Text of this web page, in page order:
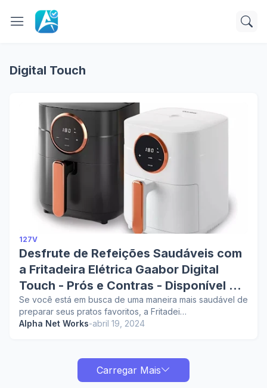
Digital Touch
127V
Desfrute de Refeições Saudáveis com
a Fritadeira Elétrica Gaabor Digital
Touch - Prós e Contras - Disponível na
Shopee:
Se você está em busca de uma maneira mais saudável de
preparar seus pratos favoritos, a Fritadei…
Alpha Net Works-abril 19, 2024
Carregar Mais